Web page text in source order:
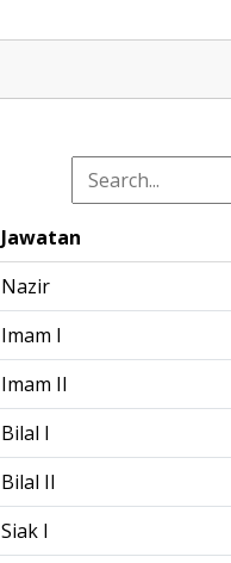
Jawatan
Nazir
Imam I
Imam II
Bilal I
Bilal II
Siak I